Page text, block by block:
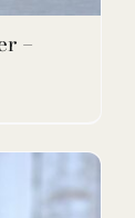
–